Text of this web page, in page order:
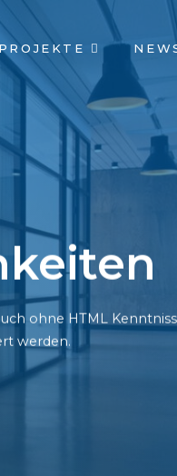
ohne HTML
werden.